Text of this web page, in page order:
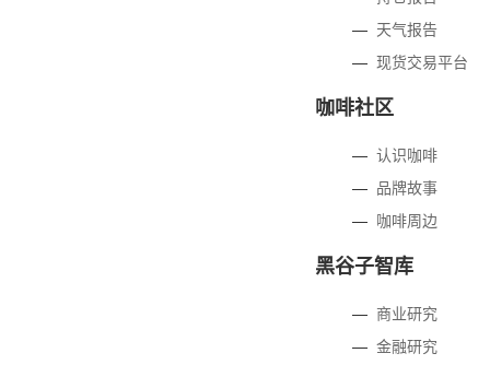
— 天气报告
—现货交易平台
咖啡社区
—认识咖啡
— 品牌故事
— 咖啡周边
黑谷子智库
— 商业研究
—金融研究